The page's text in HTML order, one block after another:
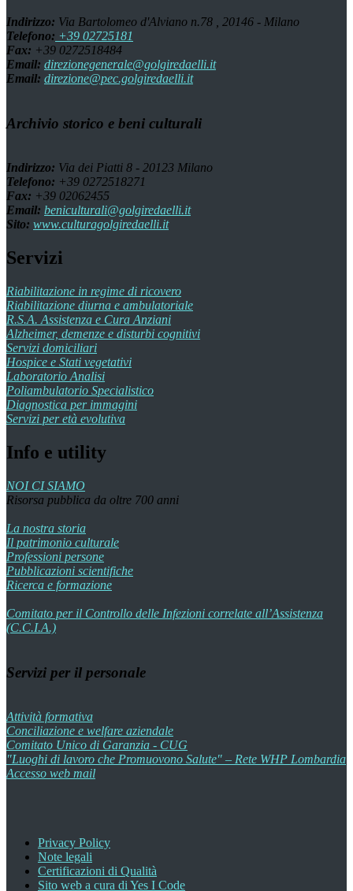
Indirizzo: Via Bartolomeo d'Alviano n.78 , 20146 - Milano
Telefono: +39 02725181
Fax: +39 0272518484
Email: direzionegenerale@golgiredaelli.it
Email: direzione@pec.golgiredaelli.it
Archivio storico e beni culturali
Indirizzo: Via dei Piatti 8 - 20123 Milano
Telefono: +39 0272518271
Fax: +39 02062455
Email: beniculturali@golgiredaelli.it
Sito: www.culturagolgiredaelli.it
Servizi
Riabilitazione in regime di ricovero
Riabilitazione diurna e ambulatoriale
R.S.A. Assistenza e Cura Anziani
Alzheimer, demenze e disturbi cognitivi
Servizi domiciliari
Hospice e Stati vegetativi
Laboratorio Analisi
Poliambulatorio Specialistico
Diagnostica per immagini
Servizi per età evolutiva
Info e utility
NOI CI SIAMO
Risorsa pubblica da oltre 700 anni
La nostra storia
Il patrimonio culturale
Professioni persone
Pubblicazioni scientifiche
Ricerca e formazione
Comitato per il Controllo delle Infezioni correlate all’Assistenza
(C.C.I.A.)
Servizi per il personale
Attività formativa
Conciliazione e welfare aziendale
Comitato Unico di Garanzia - CUG
"Luoghi di lavoro che Promuovono Salute" – Rete WHP Lombardia
Accesso web mail
Privacy Policy
Note legali
Certificazioni di Qualità
Sito web a cura di Yes I Code